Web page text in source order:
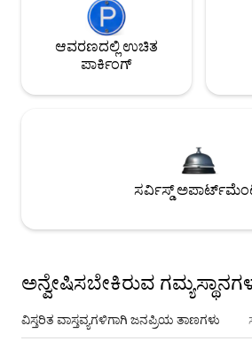
ಆವರಣದಲ್ಲಿ ಉಚಿತ
ಪಾರ್ಕಿಂಗ್
ಸರ್ವಿಸ್ಡ್
ಅನ್ವೇಷಿಸಬೇಕಿರುವ
ವಿಸ್ತರಿತ ವಾಸ್ತವ್ಯಗಳಿಗಾಗಿ ಜನಪ್ರಿಯ ತಾಣಗಳು